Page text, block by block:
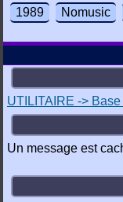
1989 Nomusic
UTILITAIRE ->
Un message est